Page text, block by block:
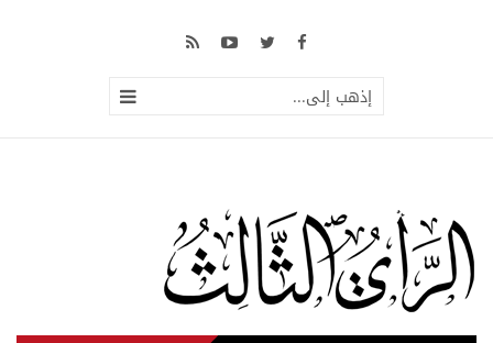
إذهب إلى...